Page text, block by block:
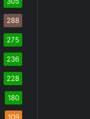
288
275
236
228
180
109